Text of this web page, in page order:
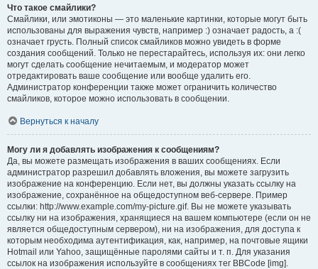
Что такое смайлики?
Смайлики, или эмотиконы — это маленькие картинки, которые могут быть
использованы для выражения чувств, например :) означает радость, а :(
означает грусть. Полный список смайликов можно увидеть в форме
создания сообщений. Только не перестарайтесь, используя их: они легко
могут сделать сообщение нечитаемым, и модератор может
отредактировать ваше сообщение или вообще удалить его.
Администратор конференции также может ограничить количество
смайликов, которое можно использовать в сообщении.
Вернуться к началу
Могу ли я добавлять изображения к сообщениям?
Да, вы можете размещать изображения в ваших сообщениях. Если
администратор разрешил добавлять вложения, вы можете загрузить
изображение на конференцию. Если нет, вы должны указать ссылку на
изображение, сохранённое на общедоступном веб-сервере. Пример
ссылки: http://www.example.com/my-picture.gif. Вы не можете указывать
ссылку ни на изображения, хранящиеся на вашем компьютере (если он не
является общедоступным сервером), ни на изображения, для доступа к
которым необходима аутентификация, как, например, на почтовые ящики
Hotmail или Yahoo, защищённые паролями сайты и т. п. Для указания
ссылок на изображения используйте в сообщениях тег BBCode [img].